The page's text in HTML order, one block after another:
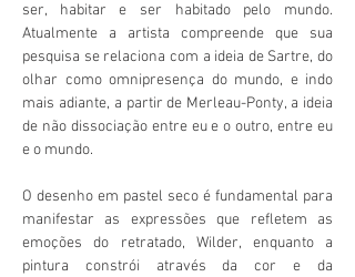
ser, habitar e ser habitado pelo mundo.
Atualmente a artista compreende que sua
pesquisa se relaciona com a ideia de Sartre, do
olhar como omnipresença do mundo, e indo
mais adiante, a partir de Merleau-Ponty, a ideia
de não dissociação entre eu e o outro, entre eu
e o mundo.
O desenho em pastel seco é fundamental para
manifestar as expressões que refletem as
emoções do retratado, Wilder, enquanto a
pintura constrói através da cor e da